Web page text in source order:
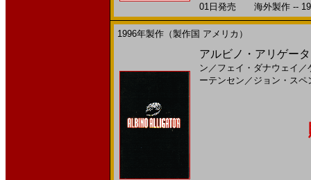
01日発売 海外製作 --
1996年製作（製作国 アメリカ）
アルビノ・アリゲー
ン ／ フェイ・ダナウェイ ／
ーテンセン ／ ジョン・スペ